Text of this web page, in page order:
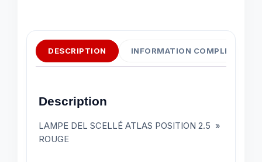
DESCRIPTION INFORMATION
Description
LAMPE DEL SCELLÉ ATLAS POSITION 2.5 »
ROUGE